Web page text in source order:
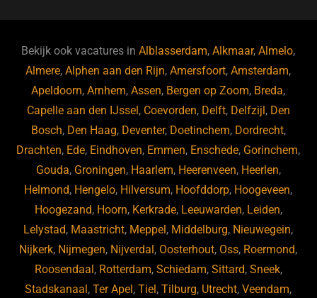
b
o
o
k
ky dI
n
Bekijk ook vacatures inAlblasserdam,Alkmaar,Almelo,
Almere,Alphen aan den Rijn,Amersfoort,Amsterdam,
Apeldoorn,Arnhem,Assen, Bergen op Zoom, Breda,
Capelle aan den IJssel , Coevorden, Delft, Delfzijl , Den
Bosch, Den Haag, Deventer, Doetinchem, Dordrecht,
Drachten, Ede, Eindhoven, Emmen, Enschede, Gorinchem,
Gouda, Groningen, Haarlem, Heerenveen, Heerlen,
Helmond, Hengelo, Hilversum, Hoofddorp, Hoogeveen,
Hoogezand, Hoorn, Kerkrade, Leeuwarden, Leiden,
Lelystad, Maastricht, Meppel , Middelburg, Nieuwegein,
Nijkerk, Nijmegen, Nijverdal , Oosterhout, Oss, Roermond,
Roosendaal , Rotterdam, Schiedam, Sittard, Sneek,
Stadskanaal ,Ter Apel ,Tiel ,Tilburg, Utrecht,Veendam,